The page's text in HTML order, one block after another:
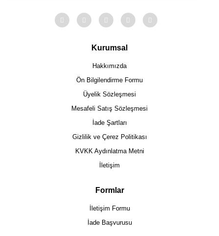
Kurumsal
Hakkımızda
Ön Bilgilendirme Formu
Üyelik Sözleşmesi
Mesafeli Satış Sözleşmesi
İade Şartları
Gizlilik ve Çerez Politikası
KVKK Aydınlatma Metni
İletişim
Formlar
İletişim Formu
İade Başvurusu